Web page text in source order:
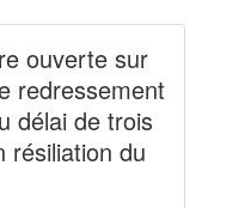
ouverte sur
redressement
délai de trois
résiliation du